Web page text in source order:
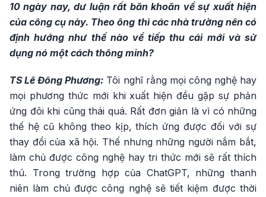
10 ngày nay, dư luận rất băn khoăn về sự xuất hiện
của công cụ này. Theo ông thì các nhà trường nên có
định hướng như thế nào về tiếp thu cái mới và sử
dụng nó một cách thông minh?
TS Lê Đông Phương: Tôi nghĩ rằng mọi công nghệ hay
mọi phương thức mới khi xuất hiện đều gặp sự phản
ứng đôi khi cũng thái quá. Rất đơn giản là vì có những
thế hệ cũ không theo kịp, thích ứng được đối với sự
thay đổi của xã hội. Thế nhưng những người nắm bắt,
làm chủ được công nghệ hay tri thức mới sẽ rất thích
thú. Trong trường hợp của ChatGPT, những thanh
niên làm chủ được công nghệ sẽ tiết kiệm được thời